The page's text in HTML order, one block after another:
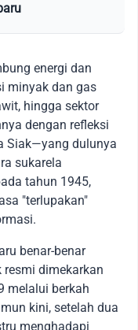
energi dan
minyak dan gas
hingga sektor
dengan refleksi
Siak—yang dulunya
sukarela
tahun 1945,
"terlupakan"
benar-benar
dimekarkan
melalui berkah
kini, setelah dua
menghadapi